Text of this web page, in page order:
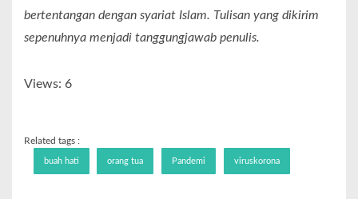
bertentangan dengan syariat Islam. Tulisan yang dikirim
sepenuhnya menjadi tanggungjawab penulis.
Views: 6
Related tags :
buah hati orang tua Pandemi viruskorona